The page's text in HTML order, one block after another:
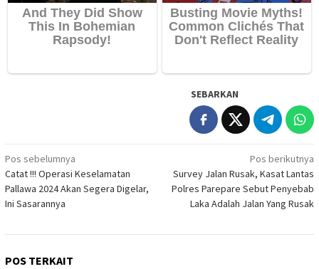
SEBARKAN
Navigasi
pos
Pos sebelumnya
Catat !!! Operasi Keselamatan
Pallawa 2024 Akan Segera Digelar,
Ini Sasarannya
Pos berikutnya
Survey Jalan Rusak, Kasat Lantas
Polres Parepare Sebut Penyebab
Laka Adalah Jalan Yang Rusak
POS TERKAIT